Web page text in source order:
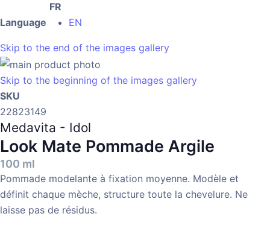
Language
FR
EN
Skip to the end of the images gallery
Skip to the beginning of the images gallery
SKU
22823149
Medavita - Idol
Look Mate Pommade Argile
100 ml
Pommade modelante à fixation moyenne. Modèle et
définit chaque mèche, structure toute la chevelure. Ne
laisse pas de résidus.